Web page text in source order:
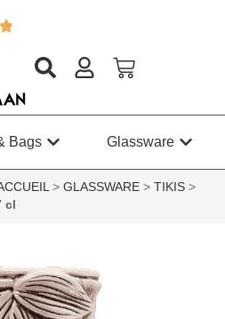
Bags Glassware
> GLASSWARE > TIKIS >
cl